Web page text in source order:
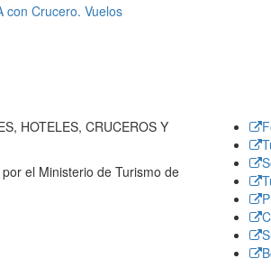
con Crucero. Vuelos
HOTELES, CRUCEROS Y
el Ministerio de Turismo de